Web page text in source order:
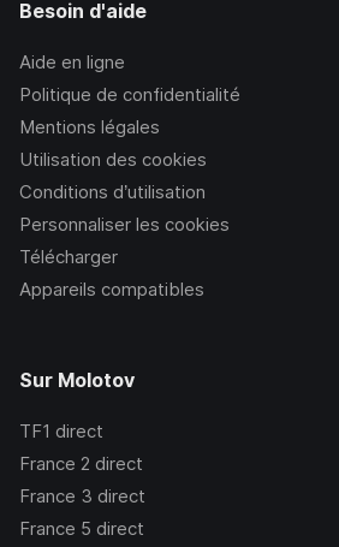
Besoin d'aide
Aide en ligne
Politique de confidentialité
Mentions légales
Utilisation des cookies
Conditions d’utilisation
Personnaliser les cookies
Télécharger
Appareils compatibles
Sur Molotov
TF1 direct
France 2 direct
France 3 direct
France 5 direct